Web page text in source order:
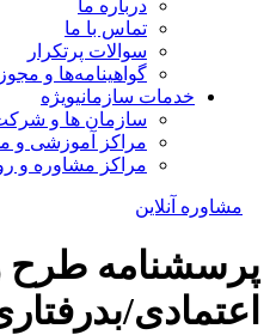
درباره ما
تماس با ما
سوالات پرتکرار
گواهینامه‌ها و
خدمات سازمانیویژه
سازمان ها و
مراکز آموزشی و
مراکز مشاوره و
مشاوره آنلاین
پرسشنامه طرح
اعتمادی/